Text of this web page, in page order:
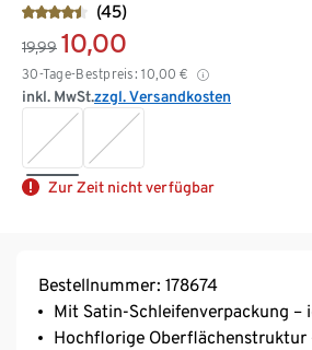
(45)
19,99 10,00
30-Tage-Bestpreis: 10,00 €
inkl. MwSt.zzgl. Versandkosten
Zur Zeit nicht verfügbar
Bestellnummer: 178674
Mit Satin-Schleifenverpackung –
Hochflorige Oberflächenstruktur